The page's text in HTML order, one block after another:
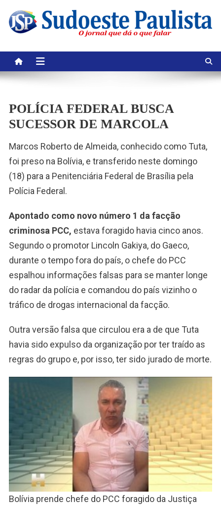
content
POLÍCIA FEDERAL BUSCA
SUCESSOR DE MARCOLA
Marcos Roberto de Almeida, conhecido como Tuta,
foi preso na Bolívia, e transferido neste domingo
(18) para a Penitenciária Federal de Brasília pela
Polícia Federal.
Apontado como novo número 1 da facção
criminosa PCC, estava foragido havia cinco anos.
Segundo o promotor Lincoln Gakiya, do Gaeco,
durante o tempo fora do país, o chefe do PCC
espalhou informações falsas para se manter longe
do radar da polícia e comandou do país vizinho o
tráfico de drogas internacional da facção.
Outra versão falsa que circulou era a de que Tuta
havia sido expulso da organização por ter traído as
regras do grupo e, por isso, ter sido jurado de morte.
Bolívia prende chefe do PCC foragido da Justiça